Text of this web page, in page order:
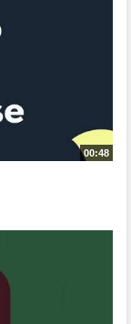
00:48